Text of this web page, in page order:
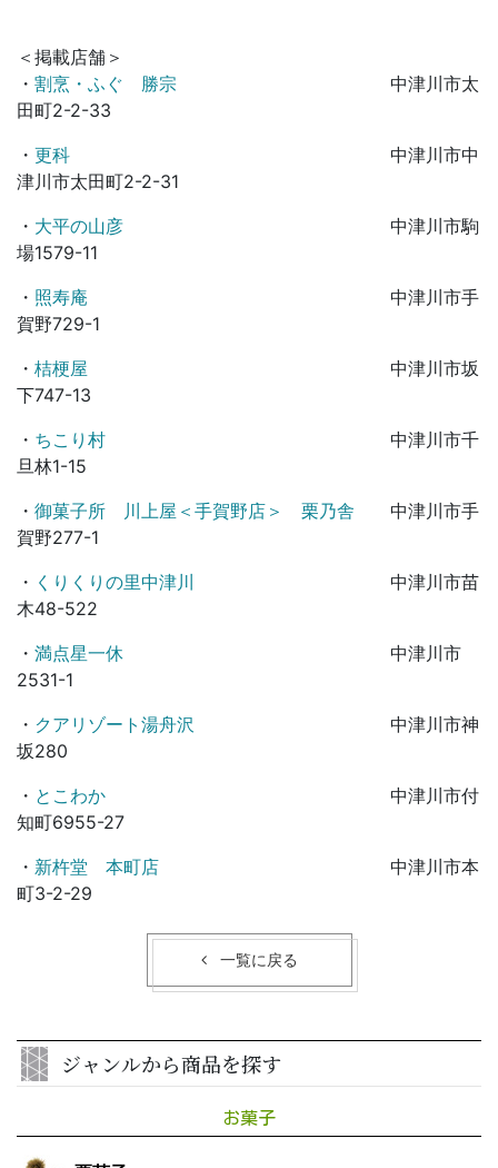
ジャンルから商品を探す
お菓子
＜掲載店舗＞
・ 割烹・ふぐ 勝宗 中津川市太
田町2-2-33
・ 更科 中津川市中
津川市太田町2-2-31
・ 大平の山彦 中津川市駒
場1579-11
・ 照寿庵 中津川市手
賀野729-1
・ 桔梗屋 中津川市坂
下747-13
・ ちこり村 中津川市千
旦林1-15
・ 御菓子所 川上屋＜手賀野店＞ 栗乃舎 中津川市手
賀野277-1
・ くりくりの里中津川
中津川市苗
木48-522
・ 満点星一休 中津川市
2531-1
・ クアリゾート湯舟沢 中津川市神
坂280
・ とこわか 中津川市付
知町6955-27
・ 新杵堂 本町店 中津川市本
町3-2-29
一覧に戻る